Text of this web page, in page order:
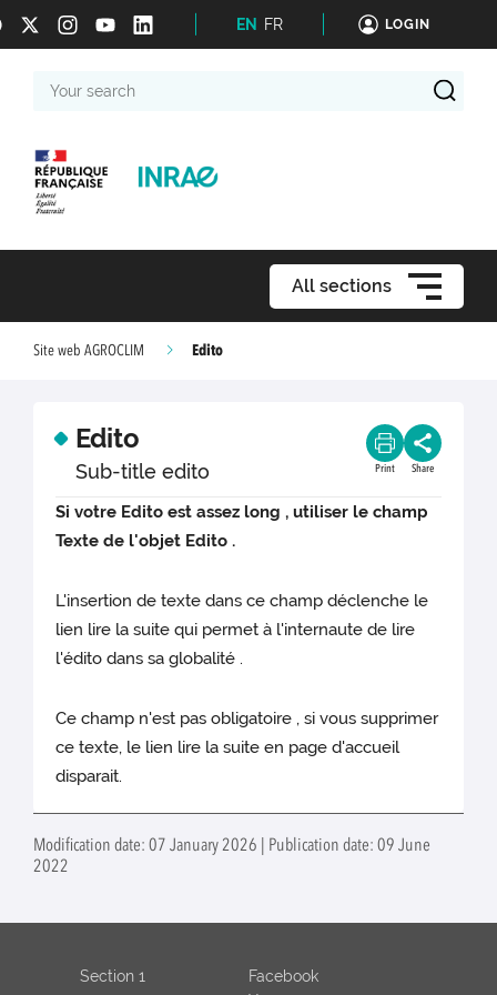
EN FR LOGIN
search
All sections
Site web AGROCLIM Edito
Edito
Sub-title edito Print Share
Si votre Edito est assez long , utiliser le champ
Texte de l'objet Edito .
L'insertion de texte dans ce champ déclenche le
lien lire la suite qui permet à l'internaute de lire
l'édito dans sa globalité .
Ce champ n'est pas obligatoire , si vous supprimer
ce texte, le lien lire la suite en page d'accueil
disparait.
Modification date: 07 January 2026 | Publication date: 09 June
2022
Section 1
Facebook